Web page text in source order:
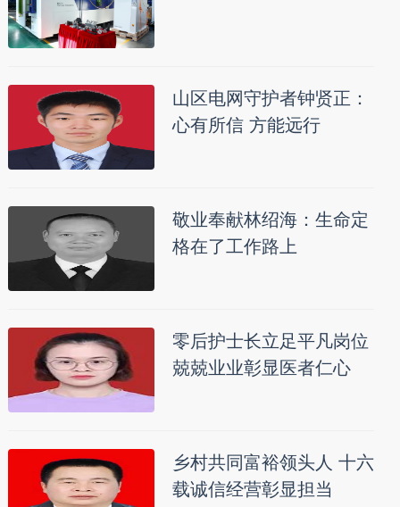
山区电网守护者钟贤正：
心有所信 方能远行
敬业奉献林绍海：生命定
格在了工作路上
零后护士长立足平凡岗位
兢兢业业彰显医者仁心
乡村共同富裕领头人 十六
载诚信经营彰显担当